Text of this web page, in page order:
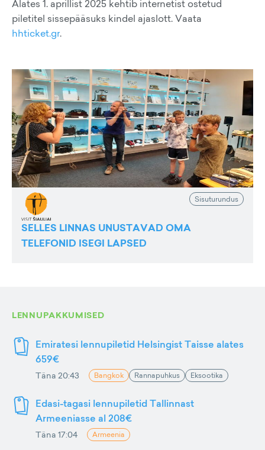
Alates 1. aprillist 2025 kehtib internetist ostetud
piletitel sissepääsuks kindel ajaslott. Vaata
hhticket.gr.
Sisuturundus
SELLES LINNAS UNUSTAVAD OMA
TELEFONID ISEGI LAPSED
LENNUPAKKUMISED
Emiratesi lennupiletid Helsingist Taisse alates
659€
Täna 20:43 Bangkok Rannapuhkus Eksootika
Edasi-tagasi lennupiletid Tallinnast
Armeeniasse al 208€
Täna 17:04 Armeenia